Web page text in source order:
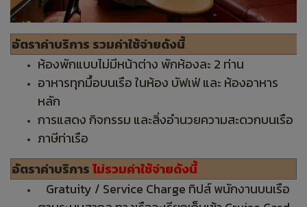
อัตราค่าบริการ รวมค่าใช้จ่ายดังนี้
ห้องพักแบบไม่มีหน้าต่าง พักห้องละ 2 ท่าน
อาหารทุกมื้อบนเรือ ในห้อง บัฟเฟ่ และ ห้องอาหาร
หลัก
การแสดง กิจกรรม และสิ่งอำนวยความสะดวกบนเรือ
ภาษีท่าเรือ
อัตราค่าบริการไม่รวมค่าใช้จ่ายดังนี้
Gratuity / Service Charge ทิปส์ พนักงานบนเรือ